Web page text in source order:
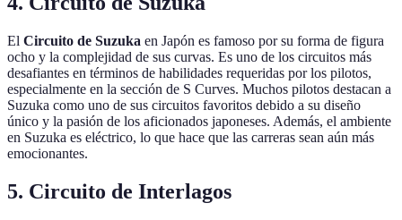
El Circuito de Suzuka en Japón es famoso por su forma de figura
ocho y la complejidad de sus curvas. Es uno de los circuitos más
desafiantes en términos de habilidades requeridas por los pilotos,
especialmente en la sección de S Curves. Muchos pilotos destacan a
Suzuka como uno de sus circuitos favoritos debido a su diseño
único y la pasión de los aficionados japoneses. Además, el ambiente
en Suzuka es eléctrico, lo que hace que las carreras sean aún más
emocionantes.
5. Circuito de Interlagos